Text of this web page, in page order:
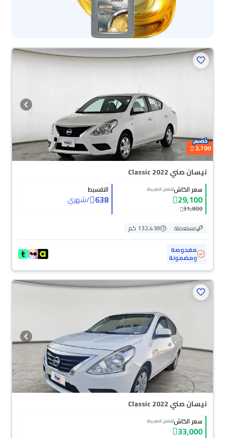
2,700
نيسان صني Classic 2022
سعر الكاش(شامل الضريبة)
29,100
31,800
التقسيط
638
/شهري
مستعملة
132,438 كم
مفحوصة
ومضمونة
نيسان صني Classic 2022
سعر الكاش(شامل الضريبة)
33,000